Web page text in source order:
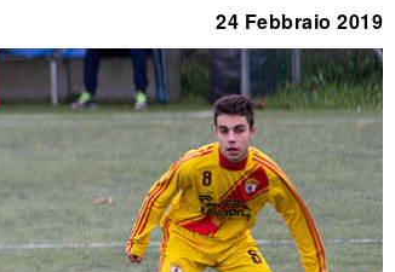
24 Febbraio 2019